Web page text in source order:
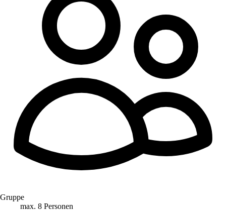
Gruppe
max. 8 Personen